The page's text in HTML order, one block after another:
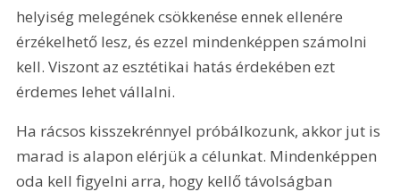
helyiség melegének csökkenése ennek ellenére
érzékelhető lesz, és ezzel mindenképpen számolni
kell. Viszont az esztétikai hatás érdekében ezt
érdemes lehet vállalni.
Ha rácsos kisszekrénnyel próbálkozunk, akkor jut is
marad is alapon elérjük a célunkat. Mindenképpen
oda kell figyelni arra, hogy kellő távolságban